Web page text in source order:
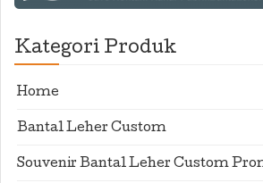
Kategori Produk
Home
Bantal Leher Custom
Souvenir Bantal Leher Custom